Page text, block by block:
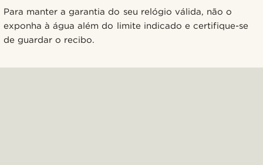
Para manter a garantia do seu relógio válida, não o
exponha à água além do limite indicado e certifique-se
de guardar o recibo.